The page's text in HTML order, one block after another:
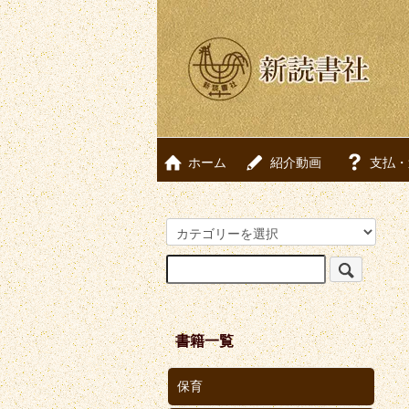
ホーム 紹介動画 支払
書籍一覧
保育